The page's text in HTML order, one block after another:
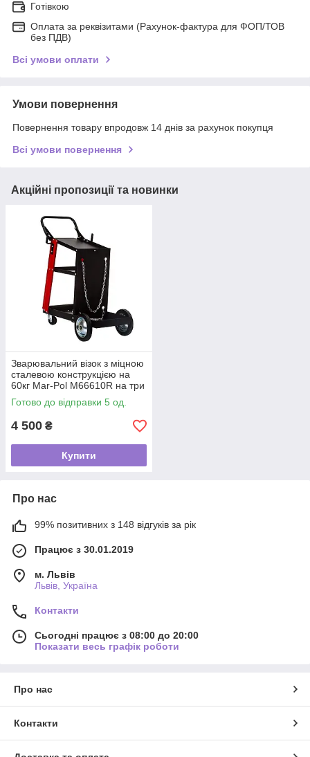
Готівкою
Оплата за реквізитами (Рахунок-фактура для ФОП/ТОВ
без ПДВ)
Всі умови оплати
Умови повернення
Повернення товару впродовж 14 днів за рахунок покупця
Всі умови повернення
Акційні пропозиції та новинки
Зварювальний візок з міцною
сталевою конструкцією на
60кг Mar-Pol M66610R на три
полиці
Готово до відправки 5 од.
4 500 ₴
Купити
Про нас
99% позитивних з 148 відгуків за рік
Працює з 30.01.2019
м. Львів
Львів, Україна
Контакти
Сьогодні працює з 08:00 до 20:00
Показати весь графік роботи
Про нас
Контакти